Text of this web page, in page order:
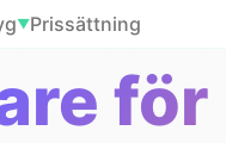
▼Prissättning
för